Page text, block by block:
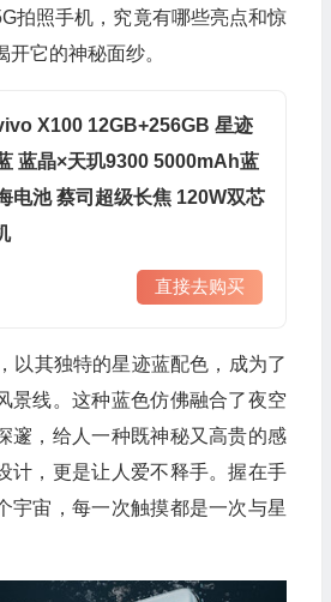
拍照手机，究竟有哪些亮点和惊
它的神秘面纱。
X100 12GB+256GB 星迹
蓝晶×天玑9300 5000mAh蓝
电池 蔡司超级长焦 120W双芯
直接去购买
以其独特的星迹蓝配色，成为了
景线。这种蓝色仿佛融合了夜空
邃，给人一种既神秘又高贵的感
计，更是让人爱不释手。握在手
宇宙，每一次触摸都是一次与星